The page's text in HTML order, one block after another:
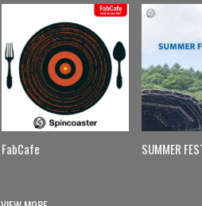
FabCafe SUMMER